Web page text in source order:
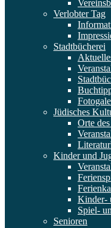
Verlobter Tag
Stadtbücherei
Jüdisches
Orte
Kinder und
Kinder-
Spiel-
Senioren